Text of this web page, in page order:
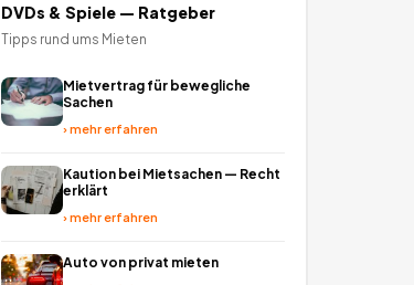
DVDs & Spiele— Ratgeber
Tipps rund ums Mieten
Mietvertrag für bewegliche
Sachen
›mehr erfahren
Kaution bei Mietsachen — Recht
erklärt
›mehr erfahren
Auto von privat mieten